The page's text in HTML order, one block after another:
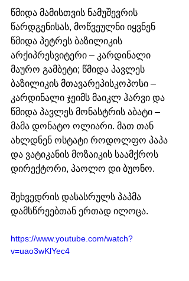
წმიდა მამისთვის ნამუშევრის
წარდგენისას, მოწვეულნი იყვნენ
წმიდა პეტრეს ბაზილიკის
არქიპრესვიტერი – კარდინალი
მაურო გამბეტი; წმიდა პავლეს
ბაზილიკის მთავარეპისკოპოსი –
კარდინალი ჯეიმს მაიკლ ჰარვი და
წმიდა პავლეს მონასტრის აბატი –
მამა დონატო ოლიარი. მათ თან
ახლდნენ ოსტატი როდოლფო პაპა
და ვატიკანის მოზაიკის საამქროს
დირექტორი, პაოლო დი ბუონო.
შეხვედრის დასასრულს პაპმა
დამსწრეებთან ერთად ილოცა.
https://www.youtube.com/watch?
v=uao3wKlYec4